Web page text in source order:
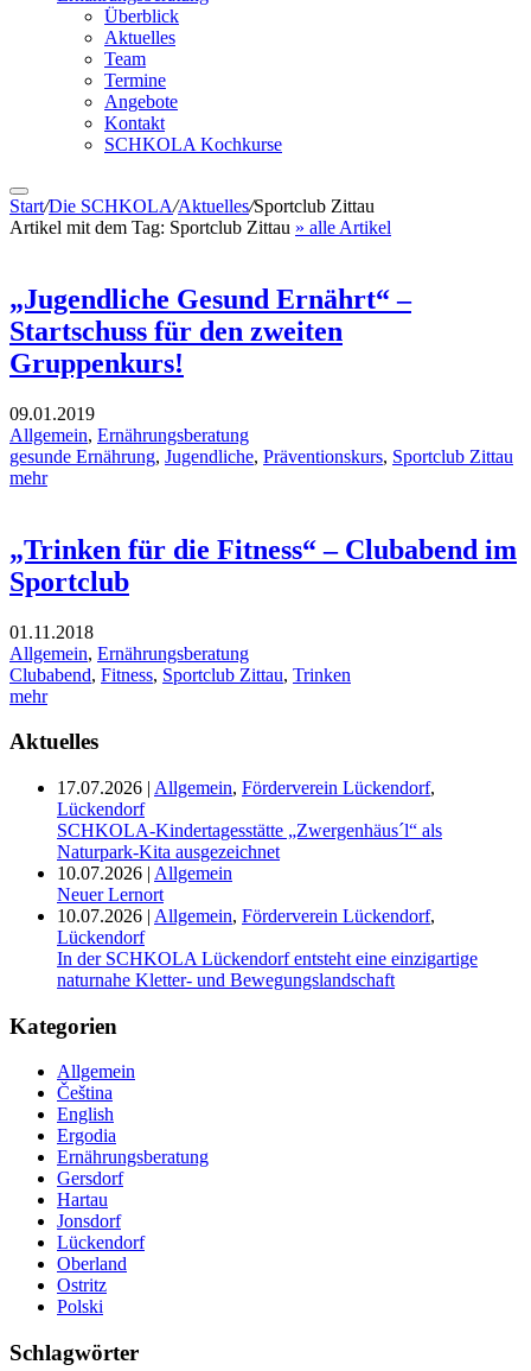
Überblick
Aktuelles
Team
Termine
Angebote
Kontakt
SCHKOLA Kochkurse
Start/Die SCHKOLA/Aktuelles/Sportclub Zittau
Artikel mit dem Tag: Sportclub Zittau » alle Artikel
„Jugendliche Gesund Ernährt“ –
Startschuss für den zweiten
Gruppenkurs!
09.01.2019
Allgemein, Ernährungsberatung
gesunde Ernährung, Jugendliche, Präventionskurs, Sportclub Zittau
mehr
„Trinken für die Fitness“ – Clubabend im
Sportclub
01.11.2018
Allgemein, Ernährungsberatung
Clubabend, Fitness, Sportclub Zittau, Trinken
mehr
Aktuelles
17.07.2026 | Allgemein, Förderverein Lückendorf,
Lückendorf
SCHKOLA-Kindertagesstätte „Zwergenhäus´l“ als
Naturpark-Kita ausgezeichnet
10.07.2026 | Allgemein
Neuer Lernort
10.07.2026 | Allgemein, Förderverein Lückendorf,
Lückendorf
In der SCHKOLA Lückendorf entsteht eine einzigartige
naturnahe Kletter- und Bewegungslandschaft
Kategorien
Allgemein
Čeština
English
Ergodia
Ernährungsberatung
Gersdorf
Hartau
Jonsdorf
Lückendorf
Oberland
Ostritz
Polski
Schlagwörter